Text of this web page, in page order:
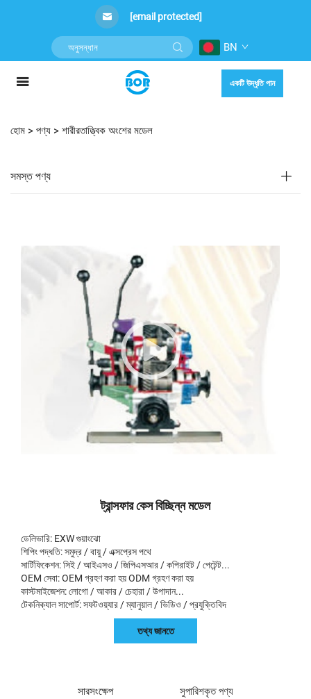
[email protected]
BN
একটি উদ্ধৃতি পান
হোম > পণ্য > শারীরতাত্ত্বিক অংশের মডেল
সমস্ত পণ্য
ট্রান্সফার কেস বিচ্ছিন্ন মডেল
ডেলিভারি: EXW গুয়াংঝো
শিপিং পদ্ধতি: সমুদ্র / বায়ু / এক্সপ্রেস পথে
সার্টিফিকেশন: সিই / আইএসও / জিপিএসআর / কপিরাইট / পেটেন্ট...
OEM সেবা: OEM গ্রহণ করা হয় ODM গ্রহণ করা হয়
কাস্টমাইজেশন: লোগো / আকার / চেহারা / উপাদান...
টেকনিক্যাল সাপোর্ট: সফটওয়্যার / ম্যানুয়াল / ভিডিও / প্রযুক্তিবিদ
তথ্য জানতে
সারসংক্ষেপ সুপারিশকৃত পণ্য